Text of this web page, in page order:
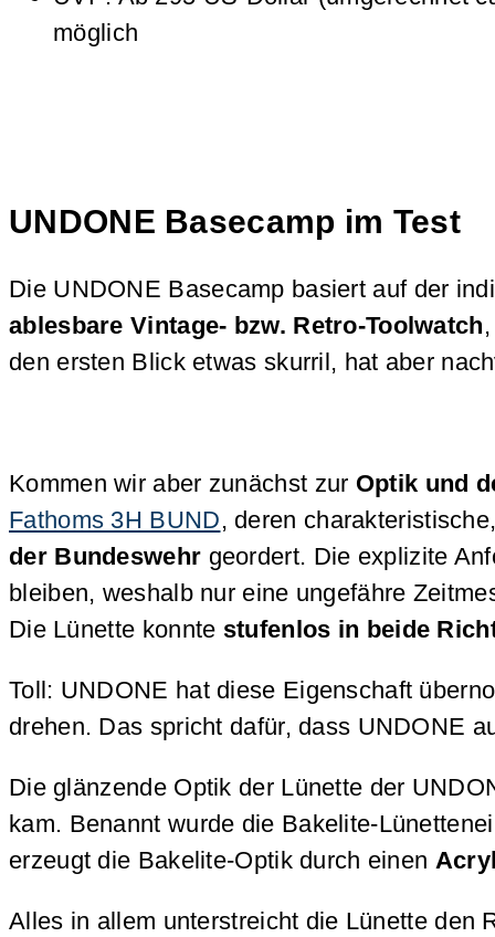
möglich
UNDONE Basecamp im Test
Die UNDONE Basecamp basiert auf der
ablesbare Vintage- bzw. Retro-Toolwatch
den ersten Blick etwas skurril, hat aber
Kommen wir aber zunächst zur Optik und
Fathoms 3H BUND, deren
der Bundeswehr geordert. Die explizite
bleiben, weshalb nur eine ungefähre
Die Lünette konnte stufenlos in beide
Toll: UNDONE hat diese Eigenschaft
drehen. Das spricht dafür, dass UNDONE
Die glänzende Optik der Lünette der
kam. Benannt wurde die Bakelite-
erzeugt die Bakelite-Optik durch einen
Alles in allem unterstreicht die Lünette